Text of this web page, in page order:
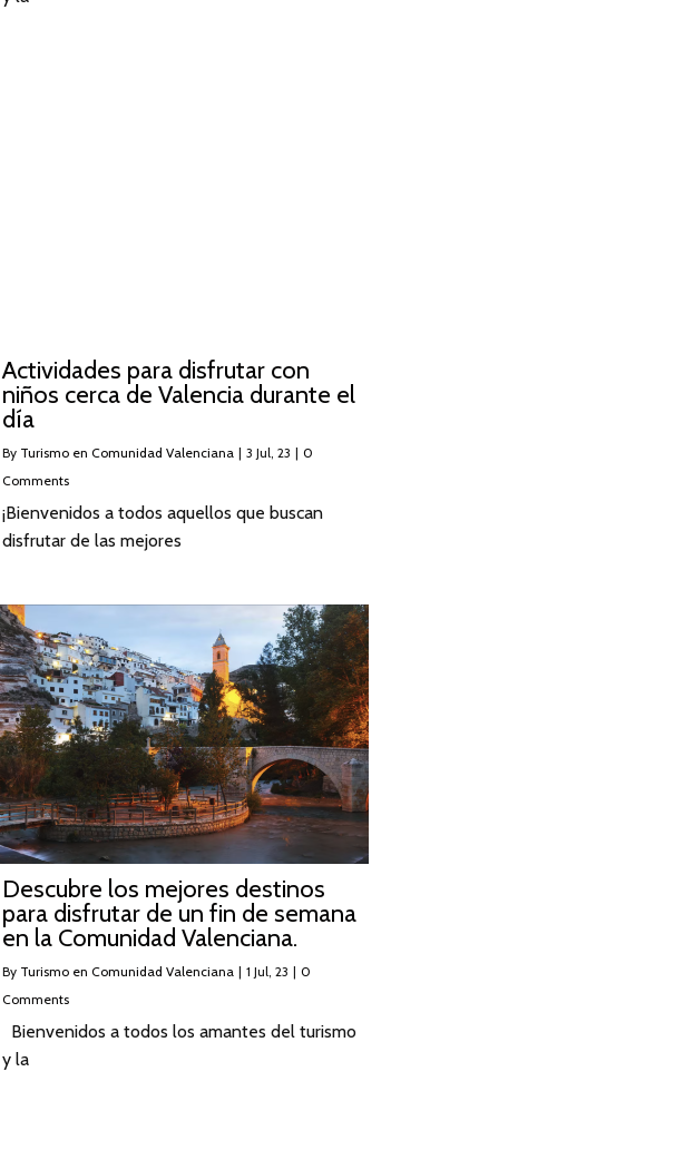
Actividades para disfrutar con
niños cerca de Valencia durante el
día
By Turismo en Comunidad Valenciana | 3 Jul, 23 | 0
Comments
¡Bienvenidos a todos aquellos que buscan
disfrutar de las mejores
Descubre los mejores destinos
para disfrutar de un fin de semana
en la Comunidad Valenciana.
By Turismo en Comunidad Valenciana | 1 Jul, 23 | 0
Comments
Bienvenidos a todos los amantes del turismo
y la